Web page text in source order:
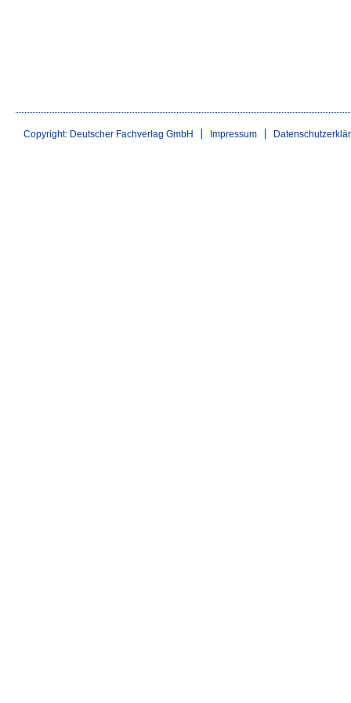
Copyright: Deutscher Fachverlag GmbH Impressum